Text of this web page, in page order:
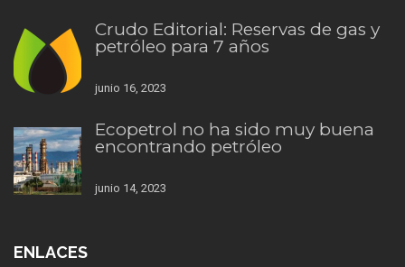
Crudo Editorial: Reservas de gas y
petróleo para 7 años
junio 16, 2023
Ecopetrol no ha sido muy buena
encontrando petróleo
junio 14, 2023
ENLACES